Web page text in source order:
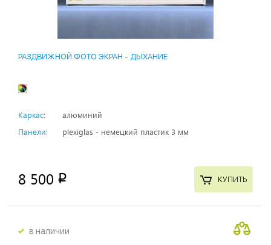
РАЗДВИЖНОЙ ФОТО ЭКРАН - ДЫХАНИЕ
Каркас:
алюминий
Панели:
plexiglas - немецкий пластик 3 мм
8 500 p КУПИТЬ
в наличии